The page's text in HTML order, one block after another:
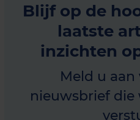
Blijf op de
laatste
inzichten
Meld u aan
nieuwsbrief die